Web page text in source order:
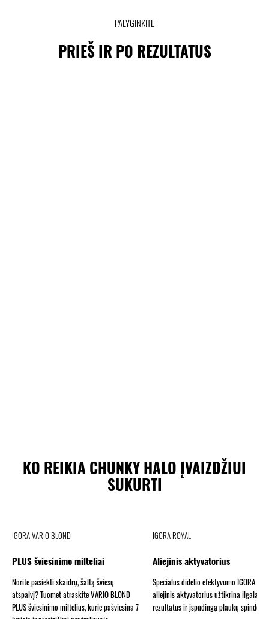
PALYGINKITE
PRIEŠ IR PO REZULTATUS
KO REIKIA CHUNKY HALO ĮVAIZDŽIUI
SUKURTI
IGORA VARIO BLOND
PLUS šviesinimo milteliai
Norite pasiekti skaidrų, šaltą šviesų
atspalvį? Tuomet atraskite VARIO BLOND
PLUS šviesinimo miltelius, kurie pašviesina 7
IGORA ROYAL
Aliejinis aktyvatorius
Specialus didelio efektyvumo IGORA
aliejinis aktyvatorius užtikrina
rezultatus ir įspūdingą plaukų spindesį.